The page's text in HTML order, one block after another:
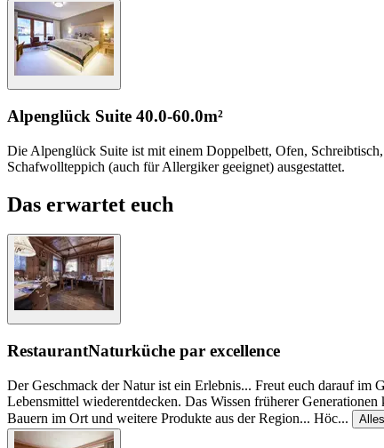
Alpenglück Suite 40.0-60.0m²
Die Alpenglück Suite ist mit einem Doppelbett, Ofen,
Schafwollteppich (auch für Allergiker geeignet) ausgestattet.
Das erwartet euch
RestaurantNaturküche par excellence
Der Geschmack der Natur ist ein Erlebnis... Freut euch darauf im
Lebensmittel wiederentdecken. Das Wissen früherer
Bauern im Ort und weitere Produkte aus der Region... Höc...